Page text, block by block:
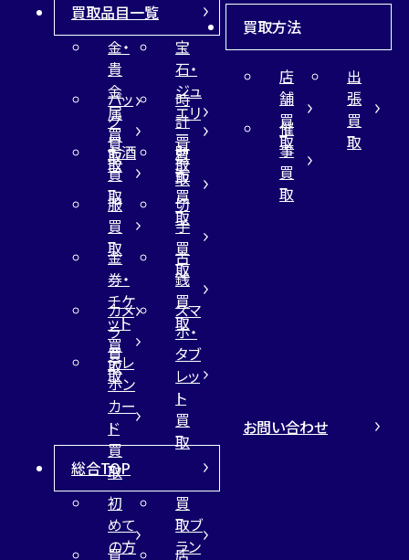
買取品目一覧
金・
貴
金
属
買
取
宝
石・
ジュ
エリ
ー
買
取
バッ
グ
買
取
時
計
買
取
お酒
買
取
財
布
買
取
服
買
取
切
手
買
取
金
券・
チケ
ット
買
取
古
銭
買
取
カメ
ラ
買
取
スマ
ホ・
タブ
レッ
ト
買
取
テレ
ホン
カー
ド
買
取
買取方法
店
舗
買
取
出
張
買
取
催
事
買
取
総合TOP
初
めて
の方
買
取ブ
ラン
買 店
お問い合わせ